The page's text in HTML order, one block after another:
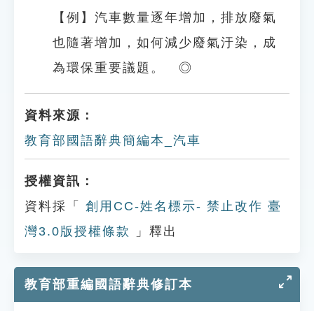
【例】汽車數量逐年增加，排放廢氣
也隨著增加，如何減少廢氣汙染，成
為環保重要議題。 ◎
資料來源：
教育部國語辭典簡編本_汽車
授權資訊：
資料採「
創用CC-姓名標示- 禁止改作 臺
灣3.0版授權條款
」釋出
教育部重編國語辭典修訂本